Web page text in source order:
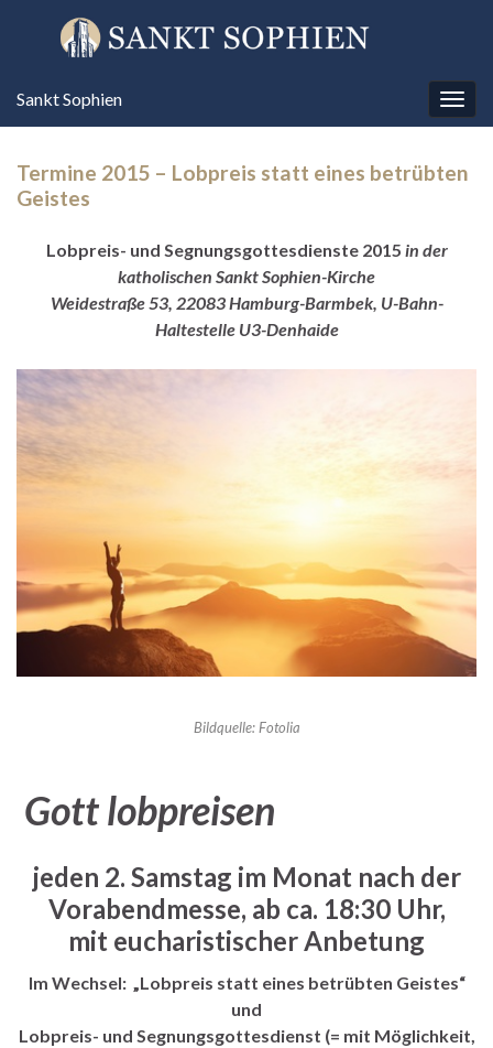
Sankt Sophien
Termine 2015 – Lobpreis statt eines betrübten
Geistes
Lobpreis- und Segnungsgottesdienste 2015 in der
katholischen Sankt Sophien-Kirche
Weidestraße 53, 22083 Hamburg-Barmbek, U-Bahn-
Haltestelle U3-Denhaide
Bildquelle: Fotolia
Gott lobpreisen
jeden 2. Samstag im Monat nach der
Vorabendmesse, ab ca. 18:30 Uhr,
mit eucharistischer Anbetung
Im Wechsel: „Lobpreis statt eines betrübten Geistes“
und
Lobpreis- und Segnungsgottesdienst (= mit Möglichkeit,